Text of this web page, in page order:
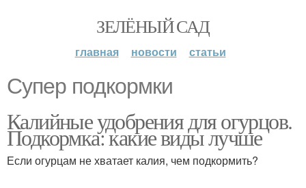
ЗЕЛЁНЫЙ САД
главная новости статьи
Супер подкормки
Калийные удобрения для огурцов.
Подкормка: какие виды лучше
Если огурцам не хватает калия, чем подкормить?